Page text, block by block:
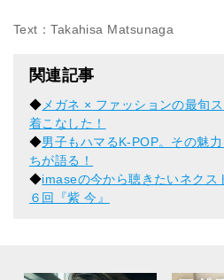
Text：Takahisa Matsunaga
関連記事
◆ メガネ × ファッションの最旬
着こなした！
◆男子もハマるK-POP。その魅
ちが語る！
◆imaseの今から聴きたいネク
６回『紫 今』